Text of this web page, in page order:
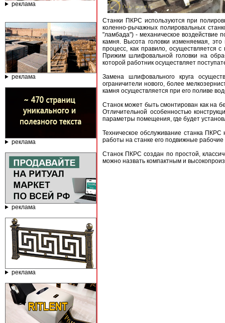
реклама
реклама
реклама
реклама
реклама
Станки ПКРС используются при
коленно-рычажных полировальных
"ламбада") - механическое воздействие
камня. Высота головки изменяемая,
процесс, как правило, осуществляется
Прижим шлифовальной головки на
которой работник осуществляет
Замена шлифовального круга
ограничители нового, более
камня осуществляется при его поливе
Станок может быть смонтирован как на
Отличительной особенностью
параметры помещения, где будет
Техническое обслуживание станка
работы на станке его подвижные
Станок ПКРС создан по простой,
можно назвать компактным и